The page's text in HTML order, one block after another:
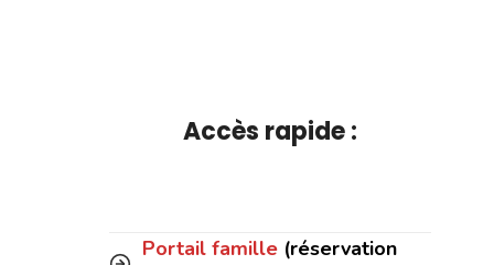
Accès rapide :
Portail famille (réservation